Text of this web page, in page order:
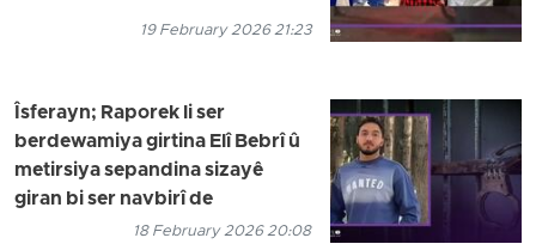
19 February 2026 21:23
Îsferayn; Raporek li ser
berdewamiya girtina Elî Bebrî û
metirsiya sepandina sizayê
giran bi ser navbirî de
18 February 2026 20:08